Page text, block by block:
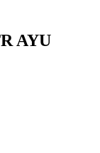
AYU